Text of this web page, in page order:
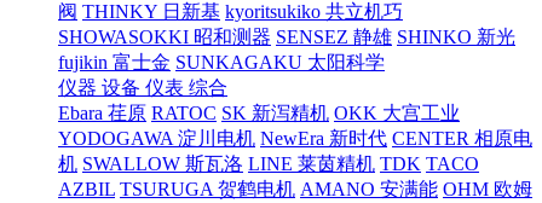
阀 THINKY 日新基 kyoritsukiko 共立机巧
SHOWASOKKI 昭和测器 SENSEZ 静雄 SHINKO 新光
fujikin 富士金 SUNKAGAKU 太阳科学
仪器 设备 仪表 综合
Ebara 荏原 RATOC SK 新泻精机 OKK 大宫工业
YODOGAWA 淀川电机 NewEra 新时代 CENTER 相原电
机 SWALLOW 斯瓦洛 LINE 莱茵精机 TDK TACO
AZBIL TSURUGA 贺鹤电机 AMANO 安满能 OHM 欧姆